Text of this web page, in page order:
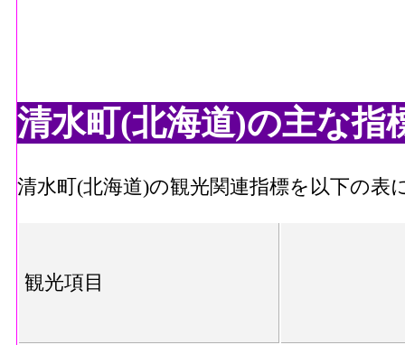
清水町(北海道)の主な指
清水町(北海道)の観光関連指標を以下の表
観光項目